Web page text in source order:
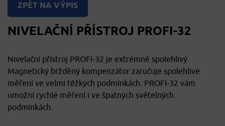
ZPĚT NA VÝPIS
NIVELAČNÍ PŘÍSTROJ PROFI-32
Nivelační přístroj PROFI-32 je extrémně spolehlivý.
Magnetický bržděný kompenzátor zaručuje spolehlivé
měření ve velmi těžkých podmínkách. PROFI-32 vám
umožní rychlé měření i ve špatných světelných
podmínkách.